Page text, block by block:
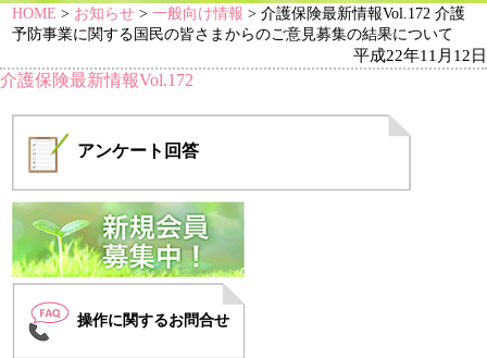
HOME > お知らせ >一般向け情報 > 介護保険最新情報Vol.172 介護
予防事業に関する国民の皆さまからのご意見募集の結果について
平成22年11月12日
介護保険最新情報Vol.172
アンケート 回答
操作に関するお問合せ